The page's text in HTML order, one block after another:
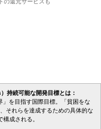
続可能な開発目標とは：
を目指す国際目標。「貧困をな
それらを達成するための具体的な
成される。